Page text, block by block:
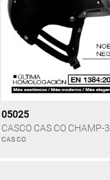
05025
CASCO CAS CO CHAMP-3
CAS CO